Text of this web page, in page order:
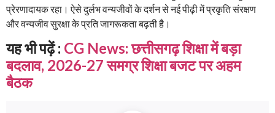
प्रेरणादायक रहा। ऐसे दुर्लभ वन्यजीवों के दर्शन से नई पीढ़ी में प्रकृति संरक्षण
और वन्यजीव सुरक्षा के प्रति जागरूकता बढ़ती है।
यह भी पढ़ें : CG News: छत्तीसगढ़ शिक्षा में बड़ा
बदलाव, 2026-27 समग्र शिक्षा बजट पर अहम
बैठक